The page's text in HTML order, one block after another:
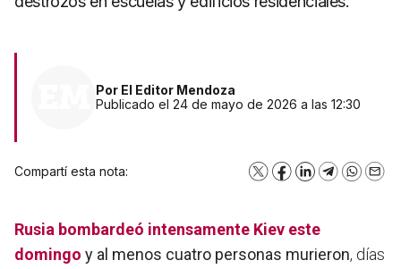
Por El Editor Mendoza
Publicado el 24 de mayo de 2026 a las 12:30
Compartí esta nota: X Facebook
LinkedInTelegram
Rusia bombardeó intensamente Kiev este
domingo y al menos cuatro personas murieron, días